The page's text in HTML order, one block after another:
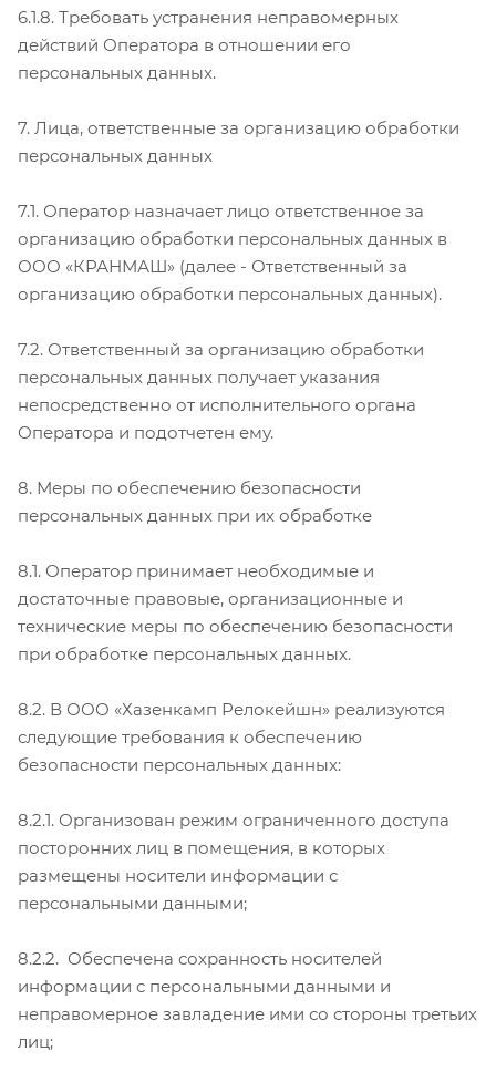
6.1.8. Требовать устранения неправомерных
действий Оператора в отношении его
персональных данных.
7. Лица, ответственные за организацию обработки
персональных данных
7.1. Оператор назначает лицо ответственное за
организацию обработки персональных данных в
ООО «КРАНМАШ» (далее - Ответственный за
организацию обработки персональных данных).
7.2. Ответственный за организацию обработки
персональных данных получает указания
непосредственно от исполнительного органа
Оператора и подотчетен ему.
8. Меры по обеспечению безопасности
персональных данных при их обработке
8.1. Оператор принимает необходимые и
достаточные правовые, организационные и
технические меры по обеспечению безопасности
при обработке персональных данных.
8.2. В ООО «Хазенкамп Релокейшн» реализуются
следующие требования к обеспечению
безопасности персональных данных:
8.2.1. Организован режим ограниченного доступа
посторонних лиц в помещения, в которых
размещены носители информации с
персональными данными;
8.2.2. Обеспечена сохранность носителей
информации с персональными данными и
неправомерное завладение ими со стороны третьих
лиц;